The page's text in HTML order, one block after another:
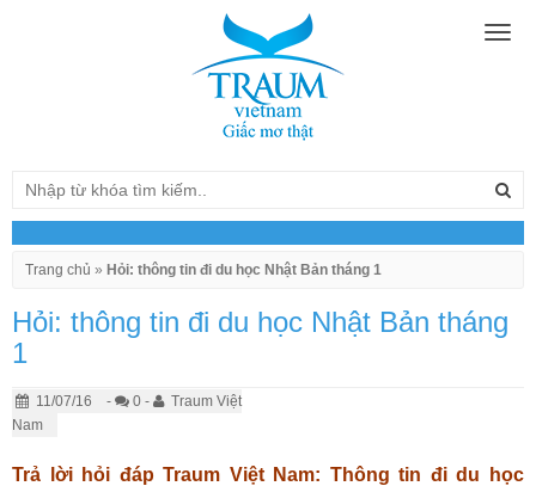
Trang chủ » Hỏi: thông tin đi du học Nhật Bản tháng 1
Hỏi: thông tin đi du học Nhật Bản tháng
1
11/07/16 - 0 -
Traum Việt
Nam
Trả lời hỏi đáp Traum Việt Nam: Thông tin đi du học